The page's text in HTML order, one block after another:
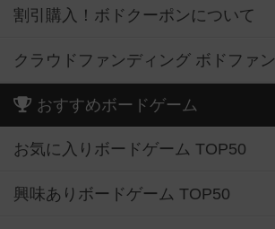
割引購入！ボドクーポンについて
クラウドファンディング ボドファン
おすすめボードゲーム
お気に入りボードゲーム TOP50
興味ありボードゲーム TOP50